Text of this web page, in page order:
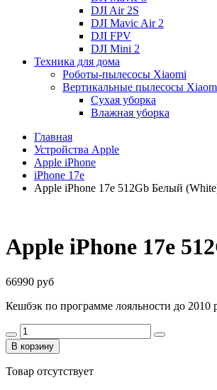
DJI Air 2S
DJI Mavic Air 2
DJI FPV
DJI Mini 2
Техника для дома
Роботы-пылесосы Xiaomi
Вертикальные пылесосы
Сухая уборка
Влажная уборка
Главная
Устройства Apple
Apple iPhone
iPhone 17e
Apple iPhone 17e 512Gb Белый
Apple iPhone 17e
66990 руб
Кешбэк по программе лояльности до 2010
В корзину
Товар отсутствует